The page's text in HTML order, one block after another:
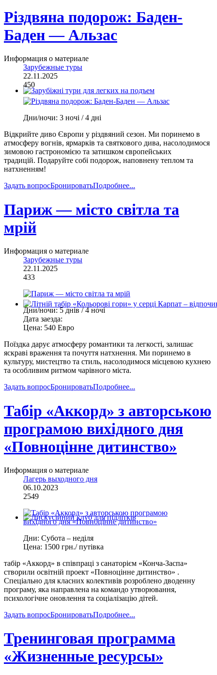
Різдвяна подорож: Баден-
Баден — Альзас
Информация о материале
Зарубежные туры
22.11.2025
450
Дни/ночи: 3 ночі / 4 дні
Відкрийте диво Європи у різдвяний сезон. Ми поринемо в
атмосферу вогнів, ярмарків та святкового дива, насолодимося
зимовою гастрономією та затишком європейських
традицій. Подаруйте собі подорож, наповнену теплом та
натхненням!
Задать вопросБронироватьПодробнее...
Париж — місто світла та
мрій
Информация о материале
Зарубежные туры
22.11.2025
433
Дни/ночи:5 днів / 4 ночі
Дата заезда:
Цена: 540 Евро
Поїздка дарує атмосферу романтики та легкості, залишає
яскраві враження та почуття натхнення. Ми поринемо в
культуру, мистецтво та стиль, насолодимося місцевою кухнею
та особливим ритмом чарівного міста.
Задать вопросБронироватьПодробнее...
Табір «Аккорд» з авторською
програмою вихідного дня
«Повноцінне дитинство»
Информация о материале
Лагерь выходного дня
06.10.2023
2549
Дни: Субота – неділя
Цена: 1500 грн./ путівка
табір «Аккорд» в співпраці з санаторієм «Конча-Заспа»
створили освітній проект «Повноцінне дитинство» .
Спеціально для класних колективів розроблено дводенну
програму, яка направлена на командо утворювання,
психологічне оновлення та соціалізацію дітей.
Задать вопросБронироватьПодробнее...
Тренинговая программа
«Жизненные ресурсы»